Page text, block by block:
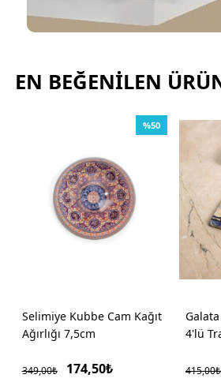
EN BEĞENILEN
Selimiye Kubbe Cam Kağıt
Ağırlığı 7,5cm
174,50₺
349,00₺
%50
4'lü
415,00₺